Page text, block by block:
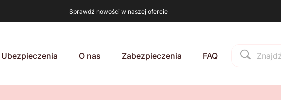
Sprawdź nowości w naszej ofercie
Ubezpieczenia O nas Zabezpieczenia FAQ